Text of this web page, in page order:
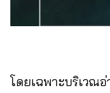
โดยเฉพาะบริเวณ